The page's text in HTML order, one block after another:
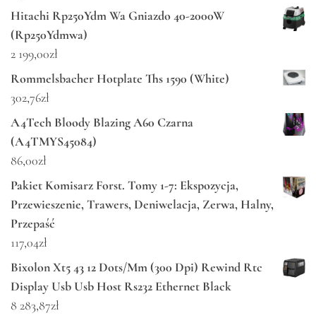
Hitachi Rp250Ydm Wa Gniazdo 40-2000W
(Rp250Ydmwa)
2 199,00zł
Rommelsbacher Hotplate Ths 1590 (White)
302,76zł
A4Tech Bloody Blazing A60 Czarna
(A4TMYS45084)
86,00zł
Pakiet Komisarz Forst. Tomy 1-7: Ekspozycja,
Przewieszenie, Trawers, Deniwelacja, Zerwa, Halny,
Przepaść
117,04zł
Bixolon Xt5 43 12 Dots/Mm (300 Dpi) Rewind Rtc
Display Usb Usb Host Rs232 Ethernet Black
8 283,87zł